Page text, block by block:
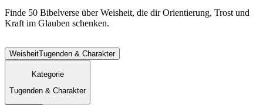
Finde 50 Bibelverse über Weisheit, die dir Orientierung, Trost und
Kraft im Glauben schenken.
WeisheitTugenden & Charakter
Kategorie
Tugenden & Charakter